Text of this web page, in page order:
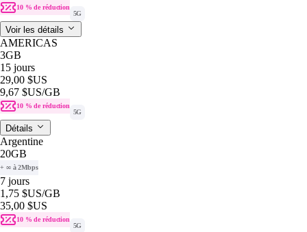
10 % de réduction
5G
Voir les détails
AMERICAS
3GB
15 jours
29,00 $US
9,67 $US/GB
10 % de réduction
5G
Détails
Argentine
20GB
+ ∞ à 2Mbps
7 jours
1,75 $US/GB
35,00 $US
10 % de réduction
5G